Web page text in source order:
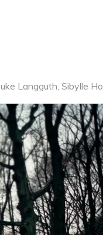
Langguth, Sibylle